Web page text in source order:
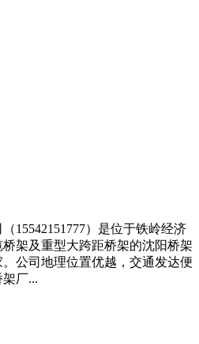
15542151777）是位于铁岭经济
架及重型大跨距桥架的沈阳桥架
公司地理位置优越，交通发达便
厂...